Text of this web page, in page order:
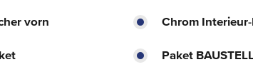
vorn Chrom
Paket